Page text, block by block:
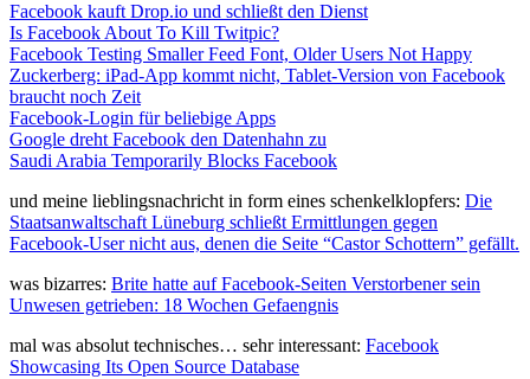
Facebook kauft Drop.io und schließt den Dienst
Is Facebook About To Kill Twitpic?
Facebook Testing Smaller Feed Font, Older Users Not Happy
Zuckerberg: iPad-App kommt nicht, Tablet-Version von Facebook
braucht noch Zeit
Facebook-Login für beliebige Apps
Google dreht Facebook den Datenhahn zu
Saudi Arabia Temporarily Blocks Facebook
und meine lieblingsnachricht in form eines schenkelklopfers: Die
Staatsanwaltschaft Lüneburg schließt Ermittlungen gegen
Facebook-User nicht aus, denen die Seite “Castor Schottern” gefällt.
was bizarres: Brite hatte auf Facebook-Seiten Verstorbener sein
Unwesen getrieben: 18 Wochen Gefaengnis
mal was absolut technisches… sehr interessant: Facebook
Showcasing Its Open Source Database